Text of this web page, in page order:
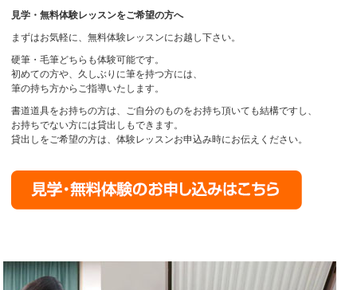
見学・無料体験レッスンをご希望の方へ
まずはお気軽に、無料体験レッスンにお越し下さい。
硬筆・毛筆どちらも体験可能です。
初めての方や、久しぶりに筆を持つ方には、
筆の持ち方からご指導いたします。
書道道具をお持ちの方は、ご自分のものをお持ち頂いても結構ですし、
お持ちでない方には貸出しもできます。
貸出しをご希望の方は、体験レッスンお申込み時にお伝えください。